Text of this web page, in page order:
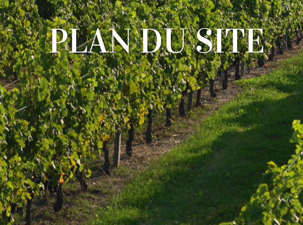
PLANDUSITE